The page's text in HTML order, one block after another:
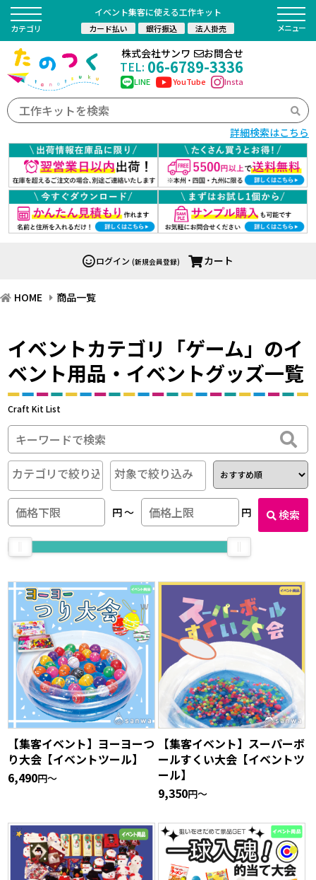
イベント集客に使える工作キット
カード払い 銀行振込 法人掛売
詳細検索はこちら
株式会社サンワ お問合せ
TEL: 06-6789-3336
LINE YouTube Insta
カテゴリ
ログイン (新規会員登録) カート
HOME 商品一覧
イベントカテゴリ「ゲーム」のイ
ベント用品・イベントグッズ一覧
Craft Kit List
円〜 円 検索
【集客イベント】ヨーヨーつ
り大会【イベントツール】
6,490円〜
【集客イベント】スーパーボ
ールすくい大会【イベントツ
ール】
9,350円〜